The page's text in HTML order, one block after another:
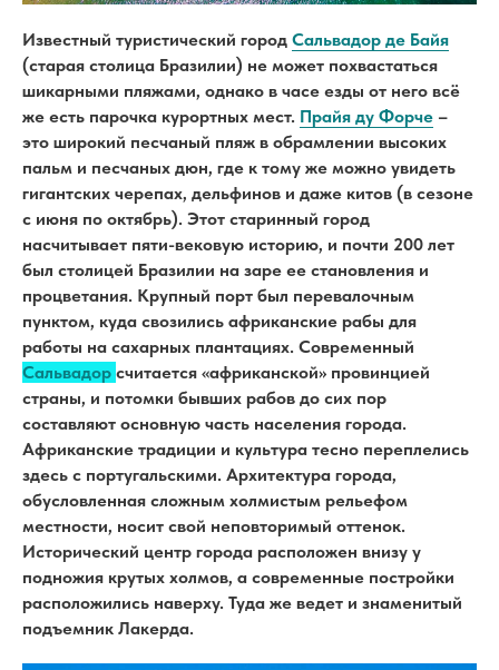
Известный туристический город Сальвадор де Байя
(старая столица Бразилии) не может похвастаться
шикарными пляжами, однако в часе езды от него всё
же есть парочка курортных мест. Прайя ду Форче –
это широкий песчаный пляж в обрамлении высоких
пальм и песчаных дюн, где к тому же можно увидеть
гигантских черепах, дельфинов и даже китов (в сезоне
с июня по октябрь). Этот старинный город
насчитывает пяти-вековую историю, и почти 200 лет
был столицей Бразилии на заре ее становления и
процветания. Крупный порт был перевалочным
пунктом, куда свозились африканские рабы для
работы на сахарных плантациях. Современный
Сальвадор считается «африканской» провинцией
страны, и потомки бывших рабов до сих пор
составляют основную часть населения города.
Африканские традиции и культура тесно переплелись
здесь с португальскими. Архитектура города,
обусловленная сложным холмистым рельефом
местности, носит свой неповторимый оттенок.
Исторический центр города расположен внизу у
подножия крутых холмов, а современные постройки
расположились наверху. Туда же ведет и знаменитый
подъемник Лакерда.